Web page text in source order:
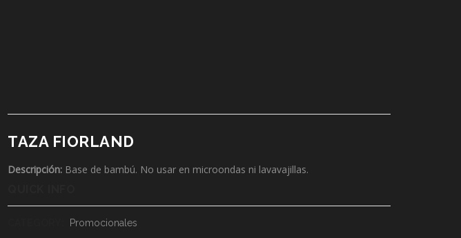
TAZA FIORLAND
Descripción: Base de bambú. No usar en microondas ni lavavajillas.
Promocionales